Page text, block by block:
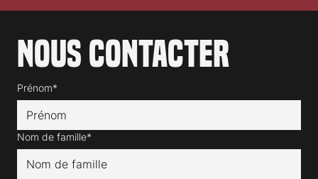
Nous contacter
Prénom*
Nom de famille*